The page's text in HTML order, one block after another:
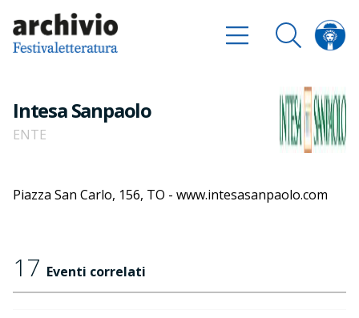
Intesa Sanpaolo
ENTE
Piazza San Carlo, 156, TO - www.intesasanpaolo.com
17 Eventi correlati